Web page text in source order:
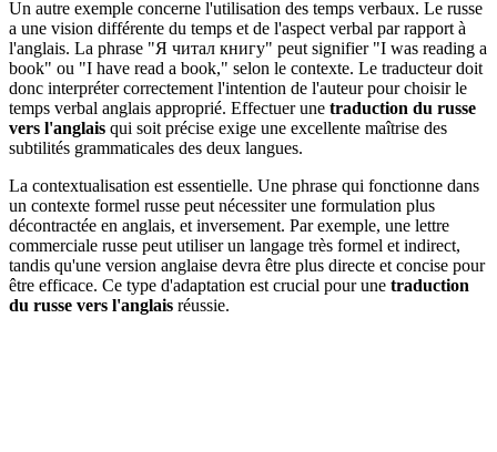
Un autre exemple concerne l'utilisation des temps verbaux. Le russe
a une vision différente du temps et de l'aspect verbal par rapport à
l'anglais. La phrase "Я читал книгу" peut signifier "I was reading a
book" ou "I have read a book," selon le contexte. Le traducteur doit
donc interpréter correctement l'intention de l'auteur pour choisir le
temps verbal anglais approprié. Effectuer une traduction du russe
vers l'anglais qui soit précise exige une excellente maîtrise des
subtilités grammaticales des deux langues.
La contextualisation est essentielle. Une phrase qui fonctionne dans
un contexte formel russe peut nécessiter une formulation plus
décontractée en anglais, et inversement. Par exemple, une lettre
commerciale russe peut utiliser un langage très formel et indirect,
tandis qu'une version anglaise devra être plus directe et concise pour
être efficace. Ce type d'adaptation est crucial pour une traduction
du russe vers l'anglais réussie.